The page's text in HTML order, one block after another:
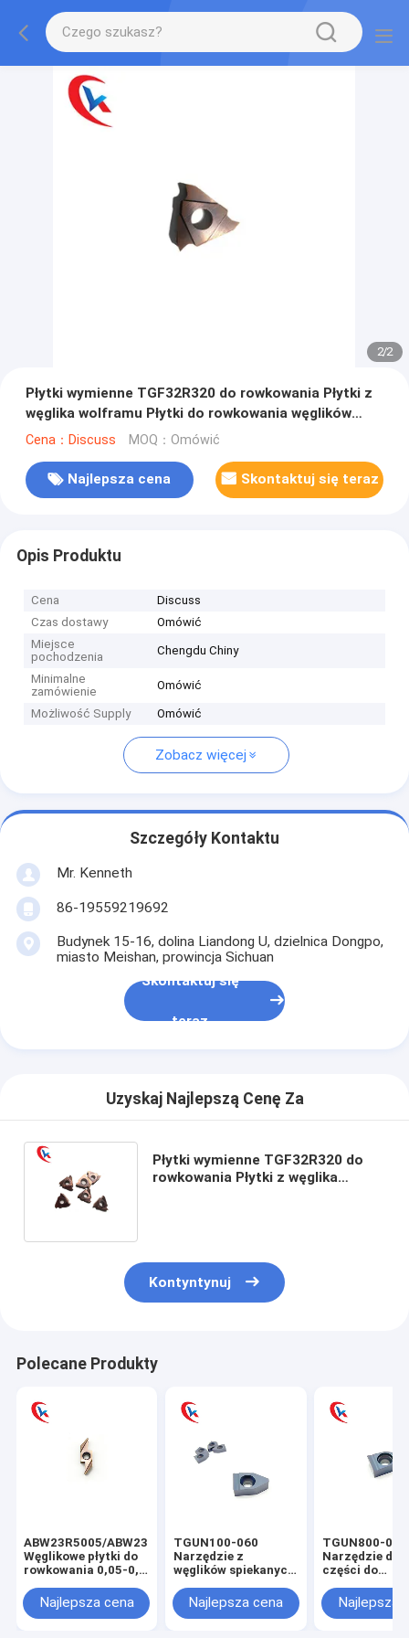
2/2
Płytki wymienne TGF32R320 do rowkowania Płytki z
węglika wolframu Płytki do rowkowania węglików
spiekanych
Cena：Discuss MOQ：Omówić
Najlepsza cena Skontaktuj się teraz
Opis Produktu
Cena
Discuss
Czas dostawy
Omówić
Miejsce
pochodzenia
Chengdu Chiny
Minimalne
zamówienie
Omówić
Możliwość Supply Omówić
Zobacz więcej
Szczegóły Kontaktu
Mr. Kenneth
86-19559219692
Budynek 15-16, dolina Liandong U, dzielnica Dongpo,
miasto Meishan, prowincja Sichuan
Skontaktuj się
teraz
Uzyskaj Najlepszą Cenę Za
Płytki wymienne TGF32R320 do
rowkowania Płytki z węglika
Kontyntynuj
Polecane Produkty
ABW23R5005/ABW23R5015/ABW23R5020
Węglikowe płytki do
rowkowania 0,05-0,2
rowkaNajlepsza cena
TGUN100-060
Narzędzie z
węglików spiekanych
wykonywania
rowków z węglików
Najlepsza cena
TGUN800-060
Narzędzie do
części do
płytek z
spiekanych do
Najlepsza